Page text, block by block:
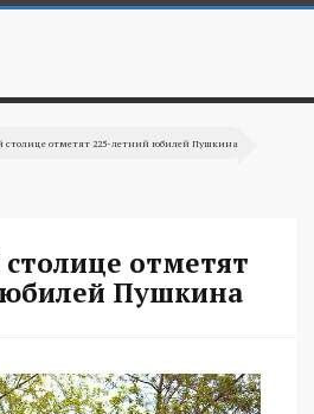
столице отметят 225-летний юбилей Пушкина
столице отметят
Пушкина